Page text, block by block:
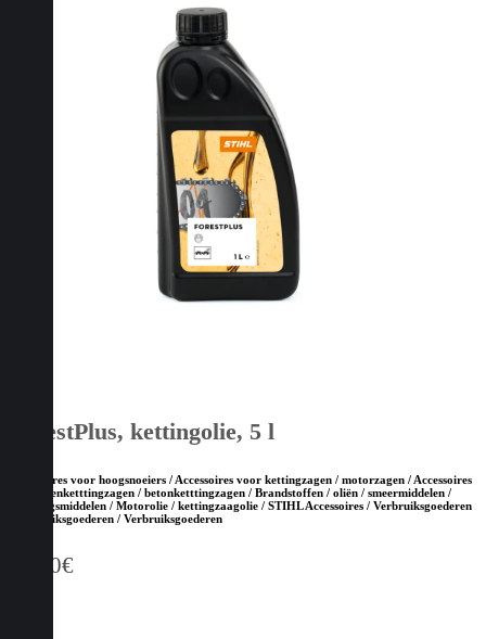
ForestPlus, kettingolie, 5 l
Accessoires voor hoogsnoeiers / Accessoires voor kettingzagen / motorzagen / Accessoires
voor steenketttingzagen / betonketttingzagen / Brandstoffen / oliën / smeermiddelen /
reinigingsmiddelen / Motorolie / kettingzaagolie / STIHL Accessoires / Verbruiksgoederen
/ Verbruiksgoederen / Verbruiksgoederen
27,50€